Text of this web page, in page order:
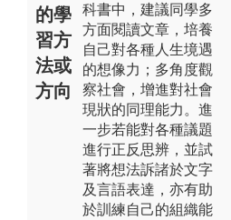
的學
習方
法或
方向
科書中，建議同學多
方面閱讀文章，培養
自己對各種人生境遇
的想像力；多角度觀
察社會，增進對社會
現狀的同理能力。進
一步若能對各種議題
進行正反思辨，並試
著將想法訴諸於文字
及言語表達，亦有助
於訓練自己的組織能